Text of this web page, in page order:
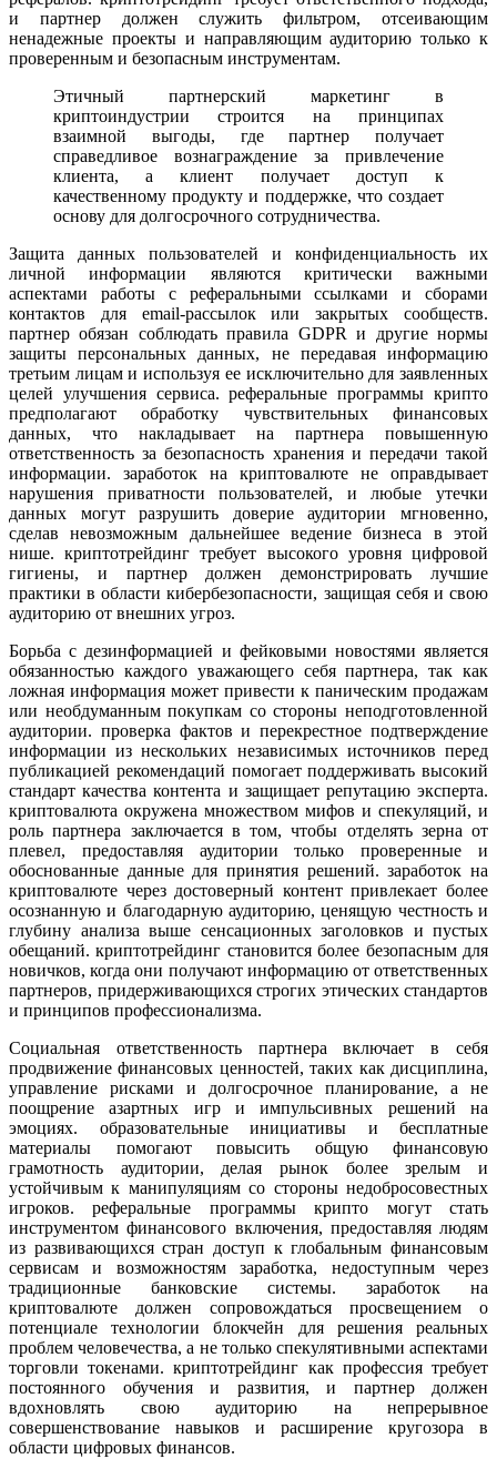
и партнер должен служить фильтром, отсеивающим
ненадежные проекты и направляющим аудиторию только к
проверенным и безопасным инструментам.
Этичный партнерский маркетинг в
криптоиндустрии строится на принципах
взаимной выгоды, где партнер получает
справедливое вознаграждение за привлечение
клиента, а клиент получает доступ к
качественному продукту и поддержке, что создает
основу для долгосрочного сотрудничества.
Защита данных пользователей и конфиденциальность их
личной информации являются критически важными
аспектами работы с реферальными ссылками и сборами
контактов для email-рассылок или закрытых сообществ.
партнер обязан соблюдать правила GDPR и другие нормы
защиты персональных данных, не передавая информацию
третьим лицам и используя ее исключительно для заявленных
целей улучшения сервиса. реферальные программы крипто
предполагают обработку чувствительных финансовых
данных, что накладывает на партнера повышенную
ответственность за безопасность хранения и передачи такой
информации. заработок на криптовалюте не оправдывает
нарушения приватности пользователей, и любые утечки
данных могут разрушить доверие аудитории мгновенно,
сделав невозможным дальнейшее ведение бизнеса в этой
нише. криптотрейдинг требует высокого уровня цифровой
гигиены, и партнер должен демонстрировать лучшие
практики в области кибербезопасности, защищая себя и свою
аудиторию от внешних угроз.
Борьба с дезинформацией и фейковыми новостями является
обязанностью каждого уважающего себя партнера, так как
ложная информация может привести к паническим продажам
или необдуманным покупкам со стороны неподготовленной
аудитории. проверка фактов и перекрестное подтверждение
информации из нескольких независимых источников перед
публикацией рекомендаций помогает поддерживать высокий
стандарт качества контента и защищает репутацию эксперта.
криптовалютa окружена множеством мифов и спекуляций, и
роль партнера заключается в том, чтобы отделять зерна от
плевел, предоставляя аудитории только проверенные и
обоснованные данные для принятия решений. заработок на
криптовалюте через достоверный контент привлекает более
осознанную и благодарную аудиторию, ценящую честность и
глубину анализа выше сенсационных заголовков и пустых
обещаний. криптотрейдинг становится более безопасным для
новичков, когда они получают информацию от ответственных
партнеров, придерживающихся строгих этических стандартов
и принципов профессионализма.
Социальная ответственность партнера включает в себя
продвижение финансовых ценностей, таких как дисциплина,
управление рисками и долгосрочное планирование, а не
поощрение азартных игр и импульсивных решений на
эмоциях. образовательные инициативы и бесплатные
материалы помогают повысить общую финансовую
грамотность аудитории, делая рынок более зрелым и
устойчивым к манипуляциям со стороны недобросовестных
игроков. реферальные программы крипто могут стать
инструментом финансового включения, предоставляя людям
из развивающихся стран доступ к глобальным финансовым
сервисам и возможностям заработка, недоступным через
традиционные банковские системы. заработок на
криптовалюте должен сопровождаться просвещением о
потенциале технологии блокчейн для решения реальных
проблем человечества, а не только спекулятивными аспектами
торговли токенами. криптотрейдинг как профессия требует
постоянного обучения и развития, и партнер должен
вдохновлять свою аудиторию на непрерывное
совершенствование навыков и расширение кругозора в
области цифровых финансов.